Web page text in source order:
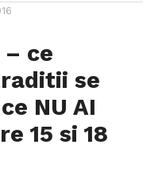
ce
se
NU AI
15 si 18